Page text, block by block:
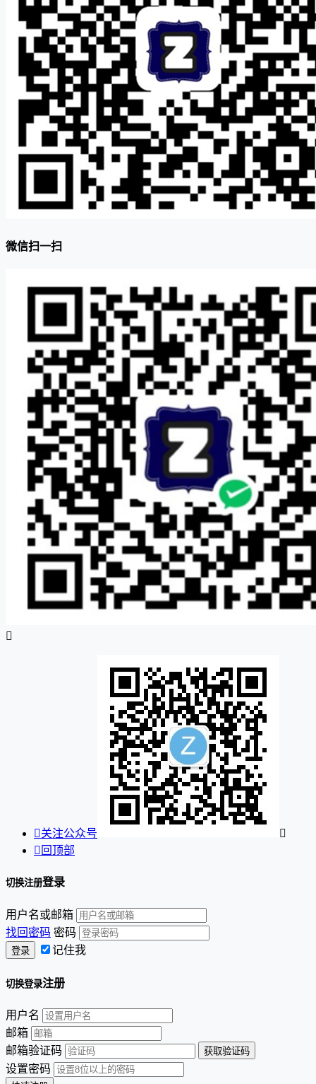
微信扫一扫

关注公众号

 回顶部
切换注册登录
用户名或邮箱
找回密码 密码
记住我
切换登录注册
用户名
邮箱
邮箱验证码
设置密码